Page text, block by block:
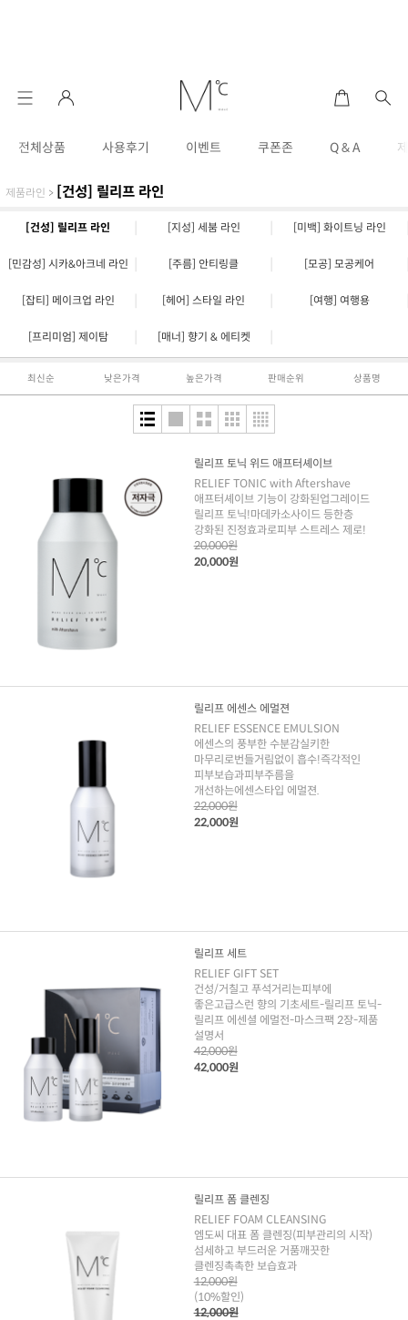
전체상품 사용후기 이벤트 쿠폰존 Q & A
제품라인 > [건성] 릴리프 라인
[건성] 릴리프 라인 [지성] 세붐 라인 [미백] 화이트닝 라인
[민감성] 시카&아크네 라인 [주름] 안티링클 [모공] 모공케어
[잡티] 메이크업 라인 [헤어] 스타일 라인 [여행] 여행용
[프리미엄] 제이탐 [매너] 향기 & 에티켓
최신순 낮은가격 높은가격 판매순위 상품명
릴리프 토닉 위드 애프터셰이브
RELIEF TONIC with Aftershave
애프터셰이브 기능이 강화된업그레이드
릴리프 토닉!마데카소사이드 등한층
강화된 진정효과로피부 스트레스 제로!
20,000원
20,000원
릴리프 에센스 에멀젼
RELIEF ESSENCE EMULSION
에센스의 풍부한 수분감실키한
마무리로번들거림없이 흡수!즉각적인
피부보습과피부주름을
개선하는에센스타입 에멀젼.
22,000원
22,000원
릴리프 세트
RELIEF GIFT SET
건성/거칠고 푸석거리는피부에
좋은고급스런 향의 기초세트-릴리프 토닉-
릴리프 에센셜 에멀전-마스크팩 2장-제품
설명서
42,000원
42,000원
릴리프 폼 클렌징
RELIEF FOAM CLEANSING
엠도씨 대표 폼 클렌징(피부관리의 시작)
섬세하고 부드러운 거품깨끗한
클렌징촉촉한 보습효과
12,000원
(10%할인)
12,000원